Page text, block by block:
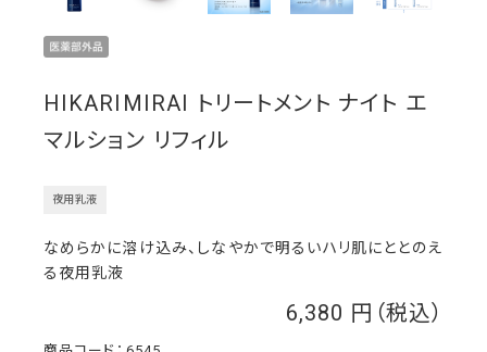
HIKARIMIRAI トリートメント ナイト エ
マルション リフィル
夜用乳液
6,380
なめらかに溶け込み、しなやかで明るいハリ肌にととのえ
る夜用乳液